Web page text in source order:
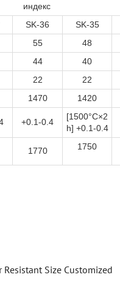
индекс
SK-36 SK-35
55 48
44 40
22 22
1470 1420
+0.1-0.4
[1500°C×2
h] +0.1-0.4
1770 1750